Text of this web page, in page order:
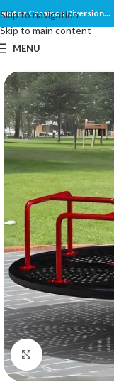
Skip to navigation
Skip to main content
Juntos Creamos Diversión...
MENU
Click to enlarge